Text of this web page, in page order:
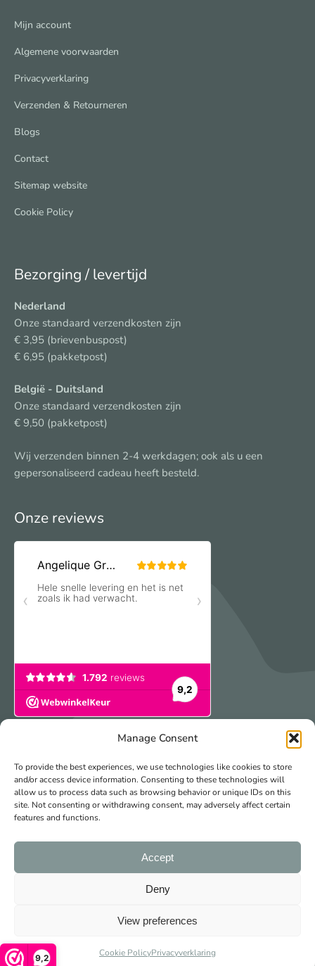
9,2
Manage Consent
To provide the best experiences, we use technologies like cookies to store
and/or access device information. Consenting to these technologies will
allow us to process data such as browsing behavior or unique IDs on this
site. Not consenting or withdrawing consent, may adversely affect certain
features and functions.
Accept
Deny
View preferences
Cookie PolicyPrivacyverklaring
Mijn account
Algemene voorwaarden
Privacyverklaring
Verzenden & Retourneren
Blogs
Contact
Sitemap website
Cookie Policy
Bezorging / levertijd
Nederland
Onze standaard verzendkosten zijn
€ 3,95 (brievenbuspost)
€ 6,95 (pakketpost)
België - Duitsland
Onze standaard verzendkosten zijn
€ 9,50 (pakketpost)
Wij verzenden binnen 2-4 werkdagen; ook als u een
gepersonaliseerd cadeau heeft besteld.
Onze reviews
Veilig & gemakkelijk betalen
© 2026 Freubelshoponline
De waardering van Freubelshoponline.nl bij
reviews.